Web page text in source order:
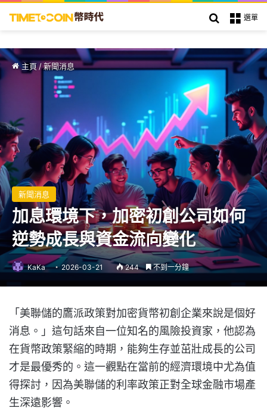
選單
搜索
主頁 /新聞消息
新聞消息
加息環境下，加密初創公司如何
逆勢成長與資金流向變化
KaKa 2026-03-21 244 不到一分鐘
「美聯儲的鷹派政策對加密貨幣初創企業來說是個好
消息。」這句話來自一位知名的風險投資家，他認為
在貨幣政策緊縮的時期，能夠生存並茁壯成長的公司
才是最優秀的。這一觀點在當前的經濟環境中尤為值
得探討，因為美聯儲的利率政策正對全球金融市場產
生深遠影響。